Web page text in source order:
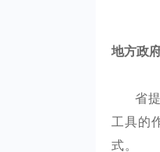
地方政
省
工具的
式。